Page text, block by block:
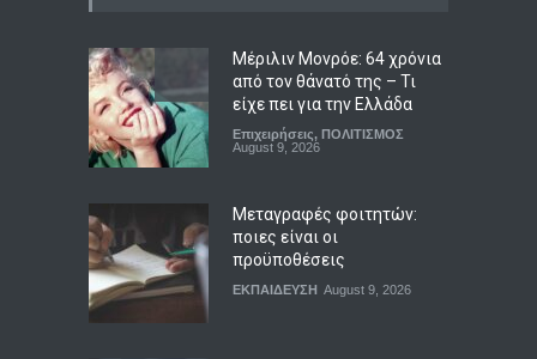
Μέριλιν Μονρόε: 64 χρόνια
από τον θάνατό της – Τι
είχε πει για την Ελλάδα
Επιχειρήσεις, ΠΟΛΙΤΙΣΜΟΣ
August 9, 2026
Μεταγραφές φοιτητών:
ποιες είναι οι
προϋποθέσεις
ΕΚΠΑΙΔΕΥΣΗ August 9, 2026